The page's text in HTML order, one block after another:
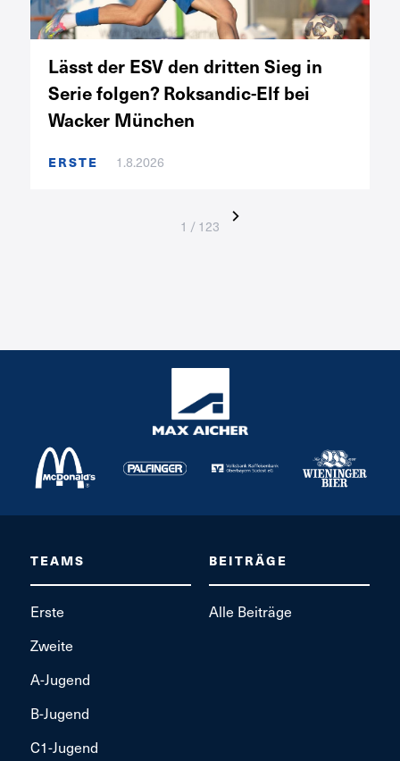
Lässt der ESV den dritten Sieg in
Serie folgen? Roksandic-Elf bei
Wacker München
ERSTE 1.8.2026
1 / 123
TEAMS
Erste
Zweite
A-Jugend
B-Jugend
C1-Jugend
BEITRÄGE
Alle Beiträge